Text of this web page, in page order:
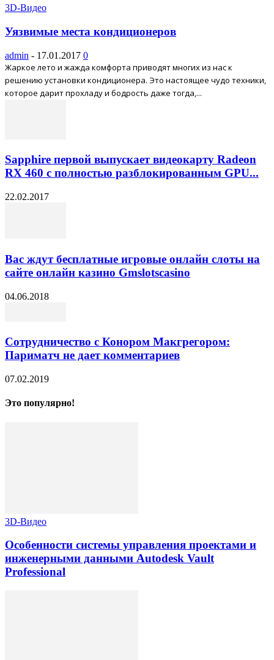
3D-Видео
Уязвимые места кондиционеров
admin - 17.01.2017 0
Жаркое лето и жажда комфорта приводят многих из нас к
решению установки кондиционера. Это настоящее чудо техники,
которое дарит прохладу и бодрость даже тогда,...
Sapphire первой выпускает видеокарту Radeon
RX 460 с полностью разблокированным GPU...
22.02.2017
Вас ждут бесплатные игровые онлайн слоты на
сайте онлайн казино Gmslotscasino
04.06.2018
Сотрудничество с Конором Макгрегором:
Париматч не дает комментариев
07.02.2019
Это популярно!
3D-Видео
Особенности системы управления проектами и
инженерными данными Autodesk Vault
Professional